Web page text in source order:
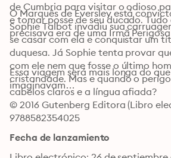
de Cumbria para visitar o odioso
e tomar posse de seu ducado. Tudo
precisava era de uma Irmã
O Marquês de Eversley está
Sophie Talbot invadiu sua
se casar com ela e conquistar um
duquesa. Já Sophie tenta provar
com ele nem que fosse o último
cristandade. Mas e quando o
cabelos claros e a língua afiada?
Essa viagem será mais longa do
imaginavam…
© 2016 Gutenberg Editora (Libro
9788582354025
Fecha de lanzamiento